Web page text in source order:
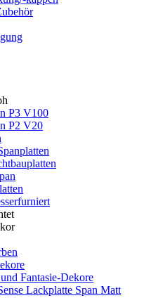
P3 V100
P2 V20
Fantasie-Dekore
Lackplatte Span Matt